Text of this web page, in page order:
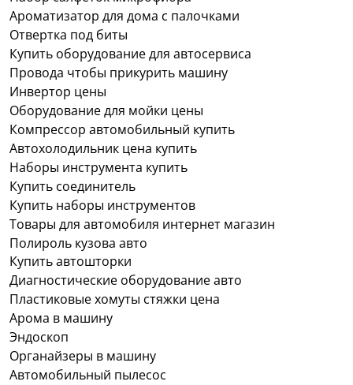
Ароматизатор для дома с палочками
Отвертка под биты
Купить оборудование для автосервиса
Провода чтобы прикурить машину
Инвертор цены
Оборудование для мойки цены
Компрессор автомобильный купить
Автохолодильник цена купить
Наборы инструмента купить
Купить соединитель
Купить наборы инструментов
Товары для автомобиля интернет магазин
Полироль кузова авто
Купить автошторки
Диагностические оборудование авто
Пластиковые хомуты стяжки цена
Арома в машину
Эндоскоп
Органайзеры в машину
Автомобильный пылесос